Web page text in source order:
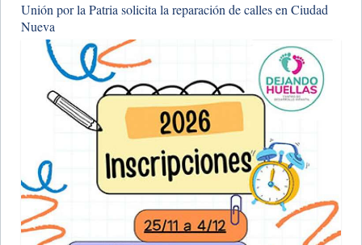
​Unión por la Patria solicita la reparación de calles en Ciudad
Nueva